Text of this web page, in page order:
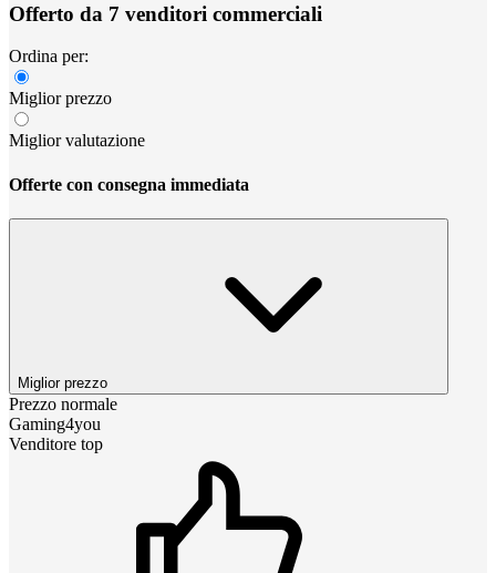
Offerto da 7 venditori commerciali
Ordina per:
Miglior prezzo
Miglior valutazione
Offerte con consegna immediata
Miglior prezzo
Prezzo normale
Gaming4you
Venditore top